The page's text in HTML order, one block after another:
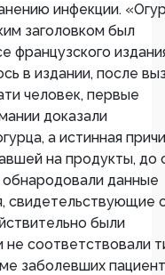
инфекции.
заголовком был
французского
в издании, после
человек, первые
доказали
а истинная
на продукты, до
обнародовали данные
свидетельствующие
были
соответствовали
заболевших